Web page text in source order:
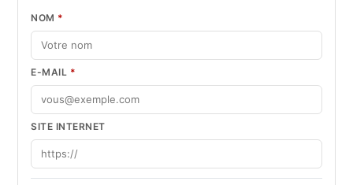
NOM *
E-MAIL *
SITE INTERNET